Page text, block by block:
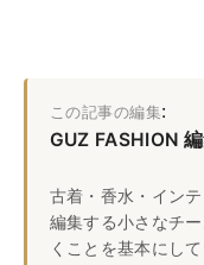
この記事の編集:
GUZ FASHION
古着・香水・イン
編集する小さなチ
くことを基本にして